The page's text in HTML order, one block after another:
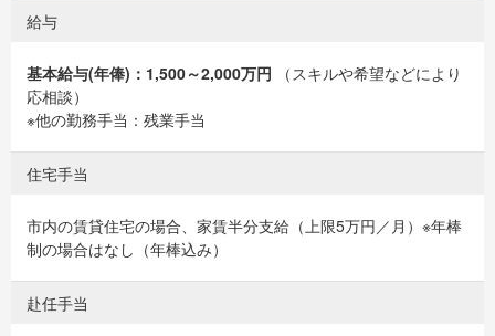
給与
基本給与(年俸)：1,500～2,000万円 （スキルや希望などにより
応相談）
※他の勤務手当：残業手当
住宅手当
市内の賃貸住宅の場合、家賃半分支給（上限5万円／月）※年棒
制の場合はなし（年棒込み）
赴任手当